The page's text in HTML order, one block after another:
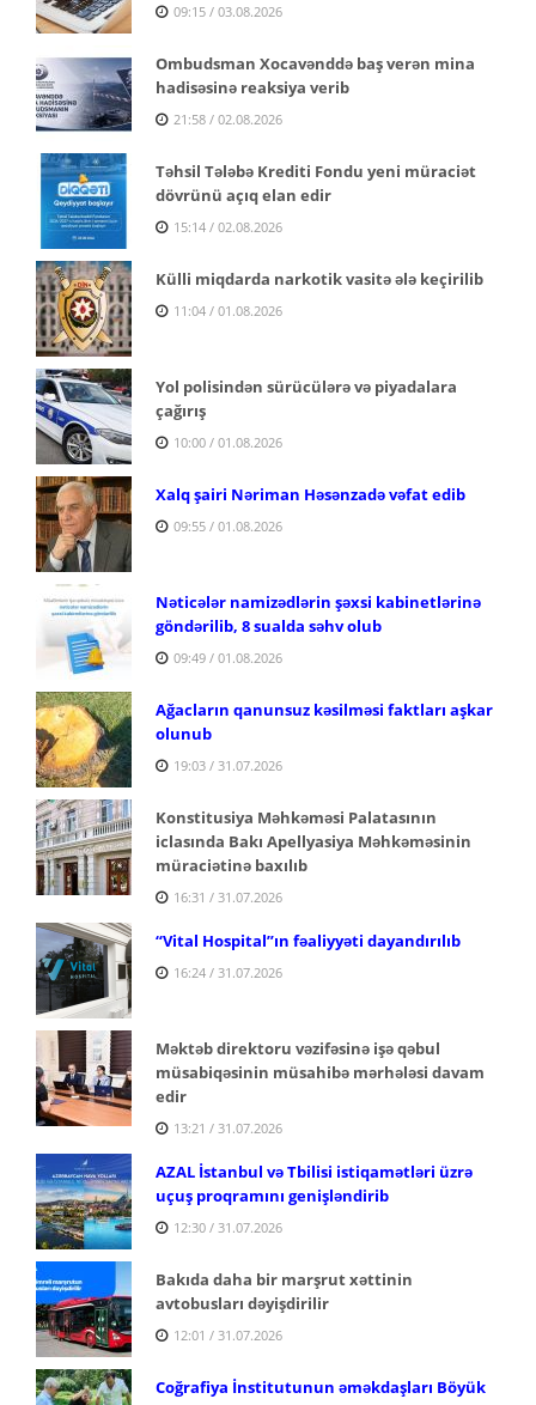
09:15 / 03.08.2026
Ombudsman Xocavənddə baş verən mina
hadisəsinə reaksiya verib
21:58 / 02.08.2026
Təhsil Tələbə Krediti Fondu yeni müraciət
dövrünü açıq elan edir
15:14 / 02.08.2026
Külli miqdarda narkotik vasitə ələ keçirilib
11:04 / 01.08.2026
Yol polisindən sürücülərə və piyadalara
çağırış
10:00 / 01.08.2026
Xalq şairi Nəriman Həsənzadə vəfat edib
09:55 / 01.08.2026
Nəticələr namizədlərin şəxsi kabinetlərinə
göndərilib, 8 sualda səhv olub
09:49 / 01.08.2026
Ağacların qanunsuz kəsilməsi faktları aşkar
olunub
19:03 / 31.07.2026
Konstitusiya Məhkəməsi Palatasının
iclasında Bakı Apellyasiya Məhkəməsinin
müraciətinə baxılıb
16:31 / 31.07.2026
“Vital Hospital”ın fəaliyyəti dayandırılıb
16:24 / 31.07.2026
Məktəb direktoru vəzifəsinə işə qəbul
müsabiqəsinin müsahibə mərhələsi davam
edir
13:21 / 31.07.2026
AZAL İstanbul və Tbilisi istiqamətləri üzrə
uçuş proqramını genişləndirib
12:30 / 31.07.2026
Bakıda daha bir marşrut xəttinin
avtobusları dəyişdirilir
12:01 / 31.07.2026
Coğrafiya İnstitutunun əməkdaşları Böyük